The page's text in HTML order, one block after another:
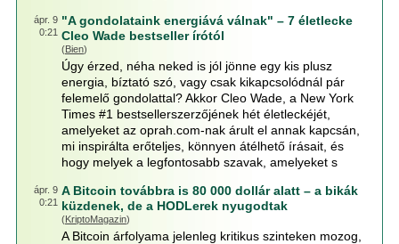
ápr. 9
0:21
"A gondolataink energiává válnak" – 7 életlecke
Cleo Wade bestseller írótól
(Bien)
Úgy érzed, néha neked is jól jönne egy kis plusz
energia, bíztató szó, vagy csak kikapcsolódnál pár
felemelő gondolattal? Akkor Cleo Wade, a New York
Times #1 bestsellerszerzőjének hét életleckéjét,
amelyeket az oprah.com-nak árult el annak kapcsán,
mi inspirálta erőteljes, könnyen átélhető írásait, és
hogy melyek a legfontosabb szavak, amelyeket s
ápr. 9
0:21
A Bitcoin továbbra is 80 000 dollár alatt – a bikák
küzdenek, de a HODLerek nyugodtak
(KriptoMagazin)
A Bitcoin árfolyama jelenleg kritikus szinteken mozog,